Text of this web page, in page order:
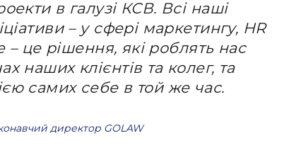
в галузі КСВ. Всі наші
– у сфері маркетингу, HR
це рішення, які роблять нас
наших клієнтів та колег, та
самих себе в той же час.
директор GOLAW